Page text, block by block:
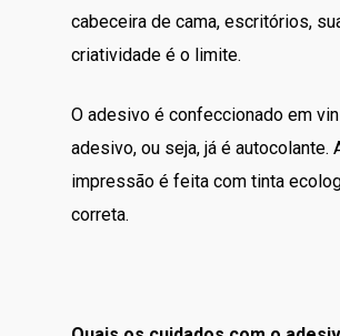
cabeceira de cama, escritórios,
criatividade é o limite.
O adesivo é confeccionado em
adesivo, ou seja, já é autocolante.
impressão é feita com tinta
correta.